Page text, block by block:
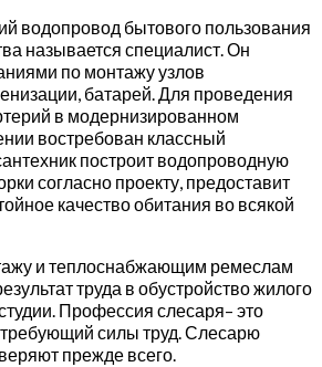
водопровод бытового пользования
называется специалист. Он
по монтажу узлов
батарей. Для проведения
в модернизированном
востребован классный
построит водопроводную
согласно проекту, предоставит
качество обитания во всякой
и теплоснабжающим ремеслам
труда в обустройство жилого
Профессия слесаря– это
силы труд. Слесарю
прежде всего.